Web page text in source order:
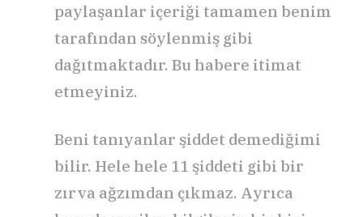
paylaşanlar içeriği tamamen benim
tarafından söylenmiş gibi
dağıtmaktadır. Bu habere itimat
etmeyiniz.
Beni tanıyanlar şiddet demediğimi
bilir. Hele hele 11 şiddeti gibi bir
zırva ağzımdan çıkmaz. Ayrıca